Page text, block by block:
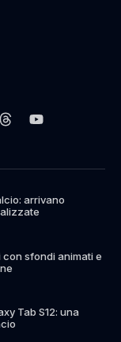
arrivano
con sfondi animati e
Tab S12: una